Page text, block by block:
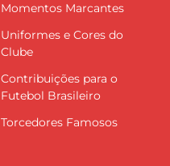
Momentos Marcantes
Uniformes e Cores do
Clube
Contribuições para o
Futebol Brasileiro
Torcedores Famosos